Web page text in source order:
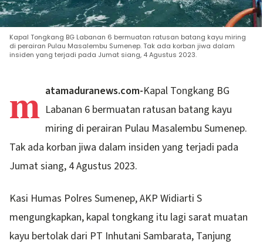
Kapal Tongkang BG Labanan 6 bermuatan ratusan batang kayu miring
di perairan Pulau Masalembu Sumenep. Tak ada korban jiwa dalam
insiden yang terjadi pada Jumat siang, 4 Agustus 2023.
m atamaduranews.com-Kapal Tongkang BG
Labanan 6 bermuatan ratusan batang kayu
miring di perairan Pulau Masalembu Sumenep.
Tak ada korban jiwa dalam insiden yang terjadi pada
Jumat siang, 4 Agustus 2023.
Kasi Humas Polres Sumenep, AKP Widiarti S
mengungkapkan, kapal tongkang itu lagi sarat muatan
kayu bertolak dari PT Inhutani Sambarata, Tanjung